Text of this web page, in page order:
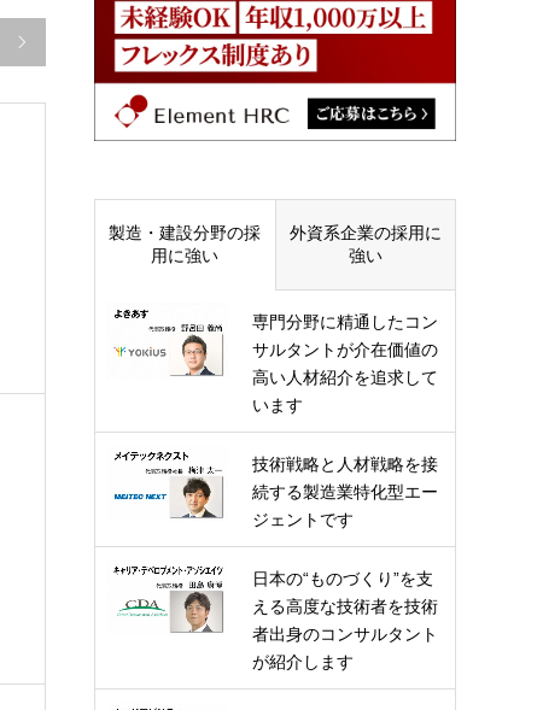

製造・建設分野の採
用に強い
外資系企業の採用に
強い
専門分野に精通したコン
サルタントが介在価値の
高い人材紹介を追求して
います
技術戦略と人材戦略を接
続する製造業特化型エー
ジェントです
日本の“ものづくり”を支
える高度な技術者を技術
者出身のコンサルタント
が紹介します